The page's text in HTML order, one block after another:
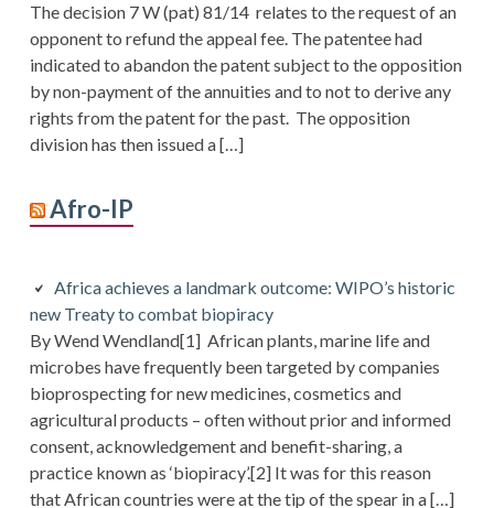
The decision 7 W (pat) 81/14 relates to the request of an
opponent to refund the appeal fee. The patentee had
indicated to abandon the patent subject to the opposition
by non-payment of the annuities and to not to derive any
rights from the patent for the past. The opposition
division has then issued a […]
Afro-IP
Africa achieves a landmark outcome: WIPO’s historic
new Treaty to combat biopiracy
By Wend Wendland[1] African plants, marine life and
microbes have frequently been targeted by companies
bioprospecting for new medicines, cosmetics and
agricultural products – often without prior and informed
consent, acknowledgement and benefit-sharing, a
practice known as ‘biopiracy’.[2] It was for this reason
that African countries were at the tip of the spear in a […]